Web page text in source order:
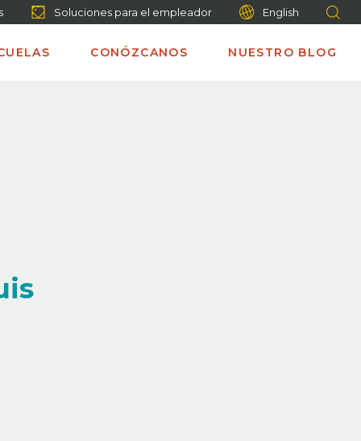
Soluciones para el empleador English
CONÓZCANOS NUESTRO BLOG